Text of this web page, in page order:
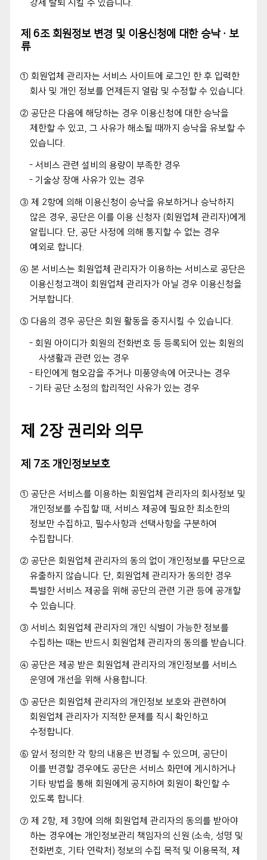
강제 탈퇴 시킬 수 있습니다.
제 6조 회원정보 변경 및 이용신청에 대한 승낙·보
류
① 회원업체 관리자는 서비스 사이트에 로그인 한 후 입력한
회사 및 개인 정보를 언제든지 열람 및 수정할 수 있습니다.
② 공단은 다음에 해당하는 경우 이용신청에 대한 승낙을
제한할 수 있고, 그 사유가 해소될 때까지 승낙을 유보할 수
있습니다.
- 서비스 관련 설비의 용량이 부족한 경우
- 기술상 장애 사유가 있는 경우
③ 제 2항에 의해 이용신청이 승낙을 유보하거나 승낙하지
않은 경우, 공단은 이를 이용 신청자 (회원업체 관리자)에게
알립니다. 단, 공단 사정에 의해 통지할 수 없는 경우
예외로 합니다.
④ 본 서비스는 회원업체 관리자가 이용하는 서비스로 공단은
이용신청고객이 회원업체 관리자가 아닐 경우 이용신청을
거부합니다.
⑤ 다음의 경우 공단은 회원 활동을 중지시킬 수 있습니다.
- 회원 아이디가 회원의 전화번호 등 등록되어 있는 회원의
사생활과 관련 있는 경우
- 타인에게 혐오감을 주거나 미풍양속에 어긋나는 경우
- 기타 공단 소정의 합리적인 사유가 있는 경우
제 2장 권리와 의무
제 7조 개인정보보호
① 공단은 서비스를 이용하는 회원업체 관리자의 회사정보 및
개인정보를 수집할 때, 서비스 제공에 필요한 최소한의
정보만 수집하고, 필수사항과 선택사항을 구분하여
수집합니다.
② 공단은 회원업체 관리자의 동의 없이 개인정보를 무단으로
유출하지 않습니다. 단, 회원업체 관리자가 동의한 경우
특별한 서비스 제공을 위해 공단의 관련 기관 등에 공개할
수 있습니다.
③ 서비스 회원업체 관리자의 개인 식별이 가능한 정보를
수집하는 때는 반드시 회원업체 관리자의 동의를 받습니다.
④ 공단은 제공 받은 회원업체 관리자의 개인정보를 서비스
운영에 개선을 위해 사용합니다.
⑤ 공단은 회원업체 관리자의 개인정보 보호와 관련하여
회원업체 관리자가 지적한 문제를 직시 확인하고
수정합니다.
⑥ 앞서 정의한 각 항의 내용은 변경될 수 있으며, 공단이
이를 변경할 경우에도 공단은 서비스 화면에 게시하거나
기타 방법을 통해 회원에게 공지하여 회원이 확인할 수
있도록 합니다.
⑦ 제 2항, 제 3항에 의해 회원업체 관리자의 동의를 받아야
하는 경우에는 개인정보관리 책임자의 신원 (소속, 성명 및
전화번호, 기타 연락처) 정보의 수집 목적 및 이용목적, 제